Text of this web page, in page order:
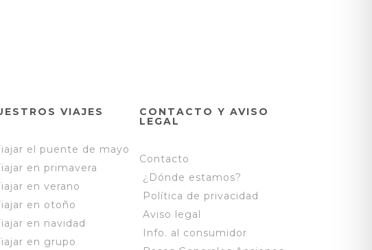
VIAJES
el puente de mayo
en primavera
en verano
en otoño
en navidad
en grupo
CONTACTO Y AVISO
LEGAL
Contacto
¿Dónde estamos?
Política de privacidad
Aviso legal
Info. al consumidor